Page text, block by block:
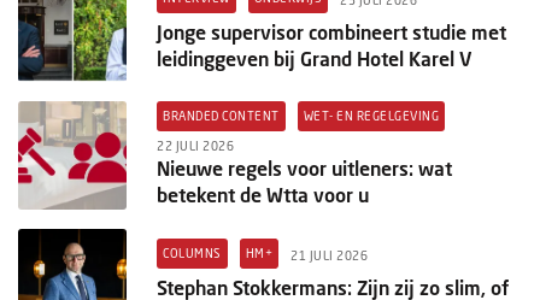
Jonge supervisor combineert studie met
leidinggeven bij Grand Hotel Karel V
BRANDED CONTENT WET- EN REGELGEVING
22 JULI 2026
Nieuwe regels voor uitleners: wat
betekent de Wtta voor u
COLUMNS HM+ 21 JULI 2026
Stephan Stokkermans: Zijn zij zo slim, of